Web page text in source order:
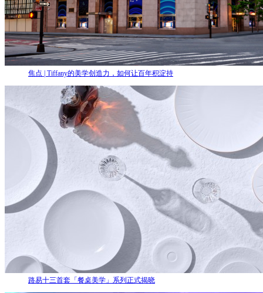
焦点 | Tiffany的美学创造力，如何让百年积淀持
路易十三首套「餐桌美学」系列正式揭晓